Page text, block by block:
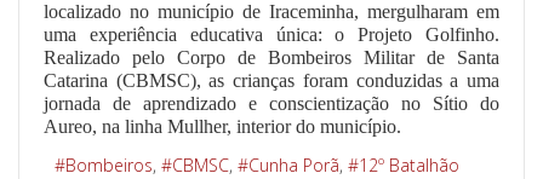
localizado no município de Iraceminha, mergulharam em
uma experiência educativa única: o Projeto Golfinho.
Realizado pelo Corpo de Bombeiros Militar de Santa
Catarina (CBMSC), as crianças foram conduzidas a uma
jornada de aprendizado e conscientização no Sítio do
Aureo, na linha Mullher, interior do município.
Bombeiros CBMSC Cunha Porã 12º Batalhão